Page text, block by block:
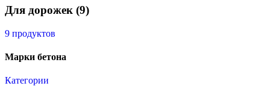
Для дорожек (9)
9 продуктов
Марки бетона
Категории